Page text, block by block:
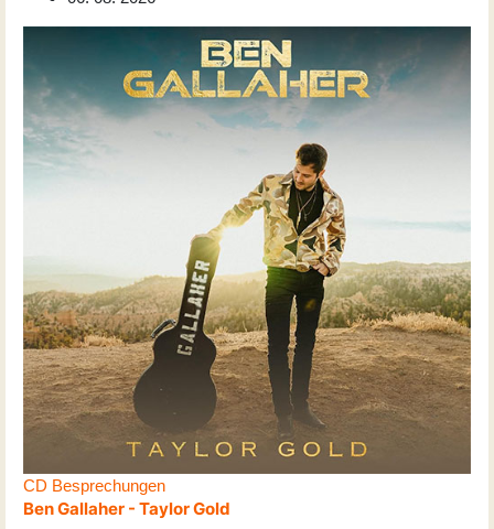
CD Besprechungen
Ben Gallaher - Taylor Gold